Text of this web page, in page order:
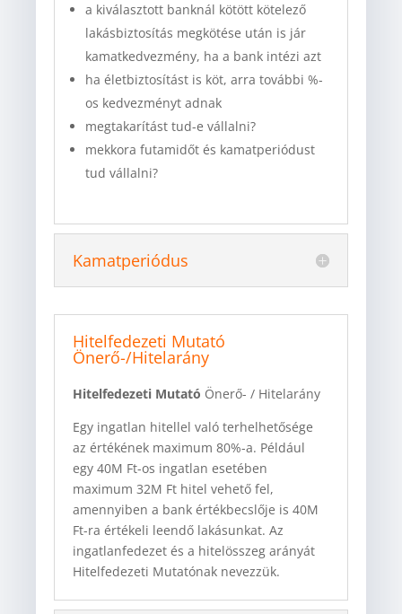
a kiválasztott banknál kötött kötelező
lakásbiztosítás megkötése után is jár
kamatkedvezmény, ha a bank intézi azt
ha életbiztosítást is köt, arra további %-
os kedvezményt adnak
megtakarítást tud-e vállalni?
mekkora futamidőt és kamatperiódust
tud vállalni?
Kamatperiódus
Hitelfedezeti Mutató
Önerő-/Hitelarány
Hitelfedezeti Mutató Önerő- / Hitelarány
Egy ingatlan hitellel való terhelhetősége
az értékének maximum 80%-a. Például
egy 40M Ft-os ingatlan esetében
maximum 32M Ft hitel vehető fel,
amennyiben a bank értékbecslője is 40M
Ft-ra értékeli leendő lakásunkat. Az
ingatlanfedezet és a hitelösszeg arányát
Hitelfedezeti Mutatónak nevezzük.